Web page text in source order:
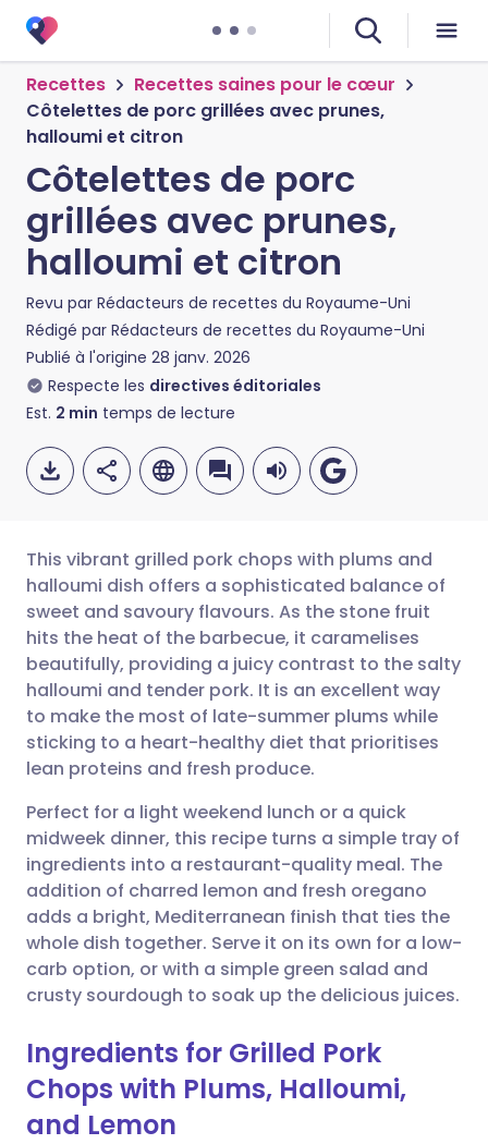
Recettes
Recettes saines pour le cœur
Côtelettes de porc grillées avec prunes,
halloumi et citron
Côtelettes de porc
grillées avec prunes,
halloumi et citron
Revu par Rédacteurs de recettes du Royaume-Uni
Rédigé par Rédacteurs de recettes du Royaume-Uni
Publié à l'origine 28 janv. 2026
Respecte les directives éditoriales
Est. 2 min temps de lecture
Partager par email
Partager sur Facebook
Partager via LinkedIn
Partager via X
Partager via WhatsApp
Copier le lien
🇬🇧 English 🇩🇪 Deutsch
🇪🇸 Español 🇫🇷 Français
🇮🇹 Italiano 🇵🇹
🇮🇳 हिन्दी
🇸🇦 عربي 🇸🇪 Svenska
This vibrant grilled pork chops with plums and
halloumi dish offers a sophisticated balance of
sweet and savoury flavours. As the stone fruit
hits the heat of the barbecue, it caramelises
beautifully, providing a juicy contrast to the salty
halloumi and tender pork. It is an excellent way
to make the most of late-summer plums while
sticking to a heart-healthy diet that prioritises
lean proteins and fresh produce.
Perfect for a light weekend lunch or a quick
midweek dinner, this recipe turns a simple tray of
ingredients into a restaurant-quality meal. The
addition of charred lemon and fresh oregano
adds a bright, Mediterranean finish that ties the
whole dish together. Serve it on its own for a low-
carb option, or with a simple green salad and
crusty sourdough to soak up the delicious juices.
Ingredients for Grilled Pork
Chops with Plums, Halloumi,
and Lemon